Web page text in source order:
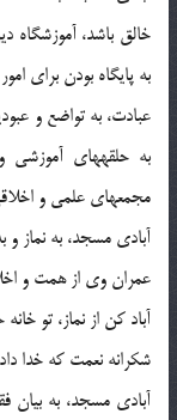
خالق باشد، آموزشگاه
به پایگاه بودن برای
عبادت، به تواضع و
به حلقه‏های
مجمع‏های علمی و
آبادی مسجد، به نماز
عمران وی از همت و
آباد کن از نماز، تو
شکرانه نعمت که خدا
آبادی مسجد، به بیان